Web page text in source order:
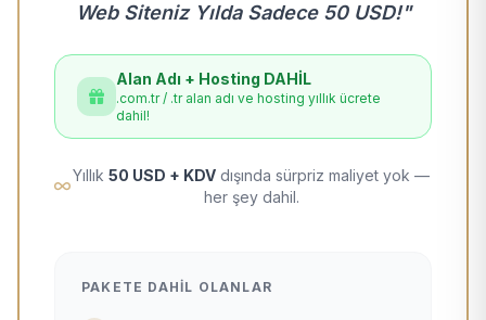
Web Siteniz Yılda Sadece 50 USD!"
Alan Adı + Hosting DAHİL
.com.tr / .tr alan adı ve hosting yıllık ücrete
dahil!
Yıllık 50 USD + KDV dışında sürpriz maliyet yok —
her şey dahil.
PAKETE DAHIL OLANLAR